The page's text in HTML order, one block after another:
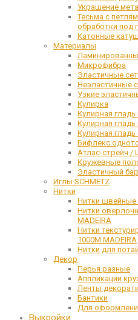
Украшение
Тесьма с
обработки под
Катонные
Материалы
Микрофибра
Эластичные
Неэластичные
Узкие
Кулирка
Кулирная
Кулирная гладь
Кулирная гладь
Бифлекс
Атлас-стрейч /
Кружевные
Эластичный
Иглы SCHMETZ
Нитки
Нитки швейные
Нитки
MADEIRA
Нитки
1000М MADEIRA
Нитки для
Декор
Перья разные
Аппликации
Ленты
Бантики
Для
Выкройки